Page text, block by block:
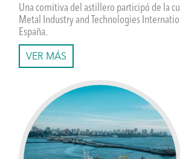
Una comitiva del astillero participó de la
Metal Industry and Technologies
España.
VER MÁS